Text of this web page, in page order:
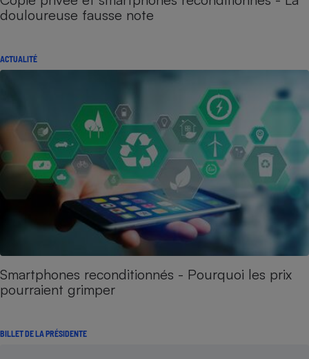
douloureuse fausse note
ACTUALITÉ
Smartphones reconditionnés - Pourquoi les prix
pourraient grimper
BILLET DE LA PRÉSIDENTE